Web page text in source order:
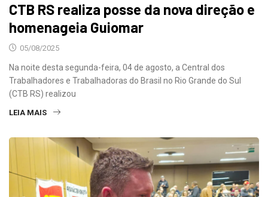
CTB RS realiza posse da nova direção e
homenageia Guiomar
05/08/2025
Na noite desta segunda-feira, 04 de agosto, a Central dos
Trabalhadores e Trabalhadoras do Brasil no Rio Grande do Sul
(CTB RS) realizou
LEIA MAIS